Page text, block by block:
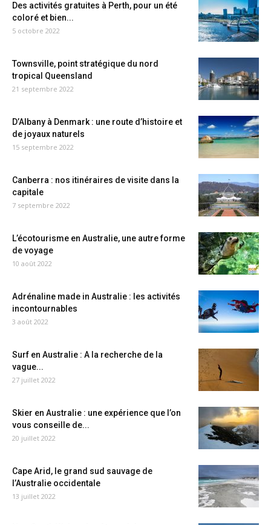
Des activités gratuites à Perth, pour un été
coloré et bien...
5 octobre 2022
Townsville, point stratégique du nord
tropical Queensland
21 septembre 2022
D’Albany à Denmark : une route d’histoire et
de joyaux naturels
15 septembre 2022
Canberra : nos itinéraires de visite dans la
capitale
7 septembre 2022
L’écotourisme en Australie, une autre forme
de voyage
10 août 2022
Adrénaline made in Australie : les activités
incontournables
3 août 2022
Surf en Australie : A la recherche de la
vague...
27 juillet 2022
Skier en Australie : une expérience que l’on
vous conseille de...
20 juillet 2022
Cape Arid, le grand sud sauvage de
l’Australie occidentale
13 juillet 2022